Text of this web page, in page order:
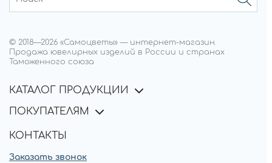
© 2018—2026 «Самоцветы» — интернет-магазин.
Продажа ювелирных изделий в России и странах
Таможенного союза
КАТАЛОГ ПРОДУКЦИИ
ПОКУПАТЕЛЯМ
КОНТАКТЫ
Заказать звонок